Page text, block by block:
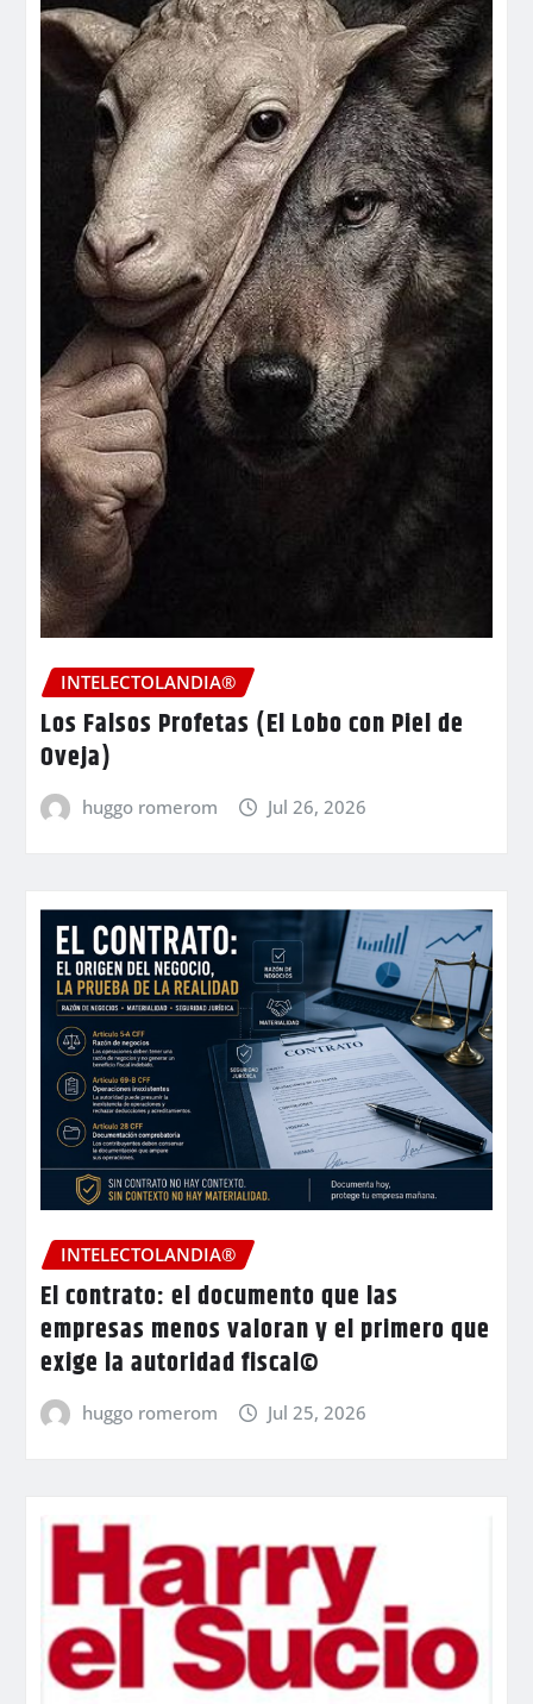
INTELECTOLANDIA®
Los Falsos Profetas (El Lobo con Piel de
Oveja)
huggo romerom Jul 26, 2026
INTELECTOLANDIA®
El contrato: el documento que las
empresas menos valoran y el primero que
exige la autoridad fiscal©
huggo romerom Jul 25, 2026